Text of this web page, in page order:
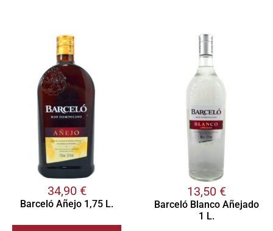
34,90 €
Barceló Añejo 1,75 L.
13,50 €
Barceló Blanco Añejado
1 L.